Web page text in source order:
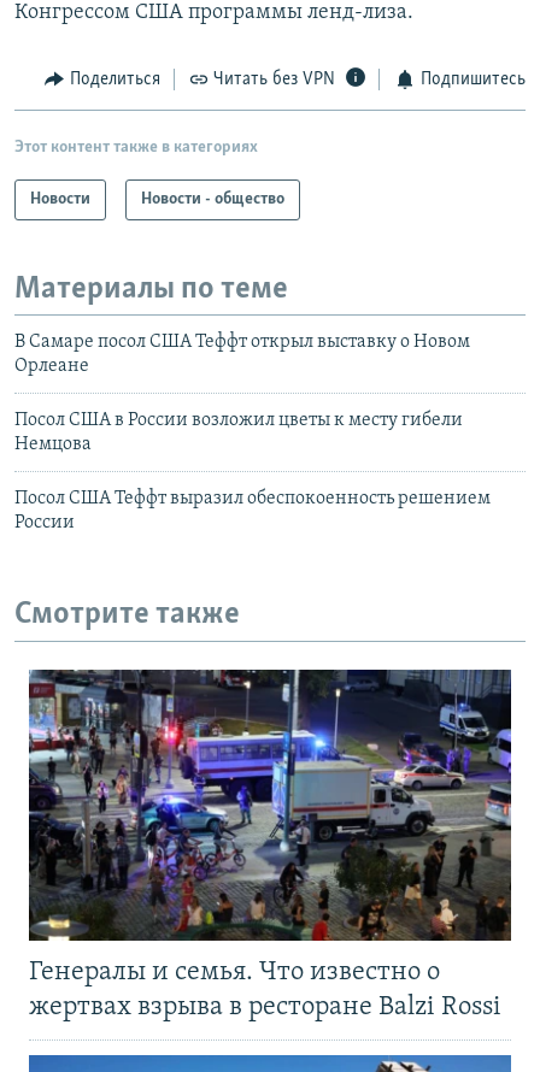
Конгрессом США программы ленд-лиза.
Поделиться Читать без VPN Подпишитесь
Этот контент также в категориях
Новости Новости - общество
Материалы по теме
В Самаре посол США Теффт открыл выставку о Новом
Орлеане
Посол США в России возложил цветы к месту гибели
Немцова
Посол США Теффт выразил обеспокоенность решением
России
Смотрите также
Генералы и семья. Что известно о
жертвах взрыва в ресторане Balzi Rossi